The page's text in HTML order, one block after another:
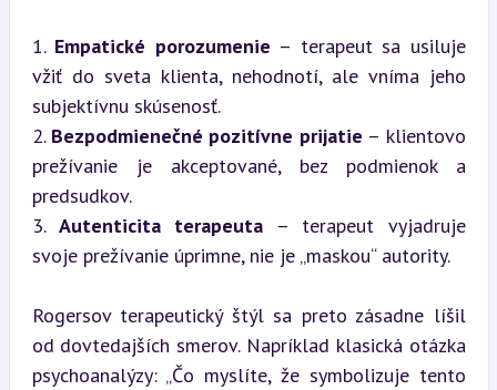
1. Empatické porozumenie – terapeut sa usiluje
vžiť do sveta klienta, nehodnotí, ale vníma jeho
subjektívnu skúsenosť.
2. Bezpodmienečné pozitívne prijatie – klientovo
prežívanie je akceptované, bez podmienok a
predsudkov.
3. Autenticita terapeuta – terapeut vyjadruje
svoje prežívanie úprimne, nie je „maskou“ autority.
Rogersov terapeutický štýl sa preto zásadne líšil
od dovtedajších smerov. Napríklad klasická otázka
psychoanalýzy: „Čo myslíte, že symbolizuje tento